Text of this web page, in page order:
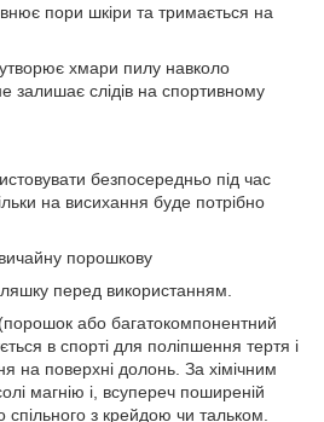
пори шкіри та тримається на
утворює хмари пилу навколо
залишає слідів на спортивному
безпосередньо під час
на висихання буде потрібно
порошкову
перед використанням.
або багатокомпонентний
в спорті для поліпшення тертя і
на поверхні долонь. За хімічним
магнію і, всупереч поширеній
спільного з крейдою чи тальком.